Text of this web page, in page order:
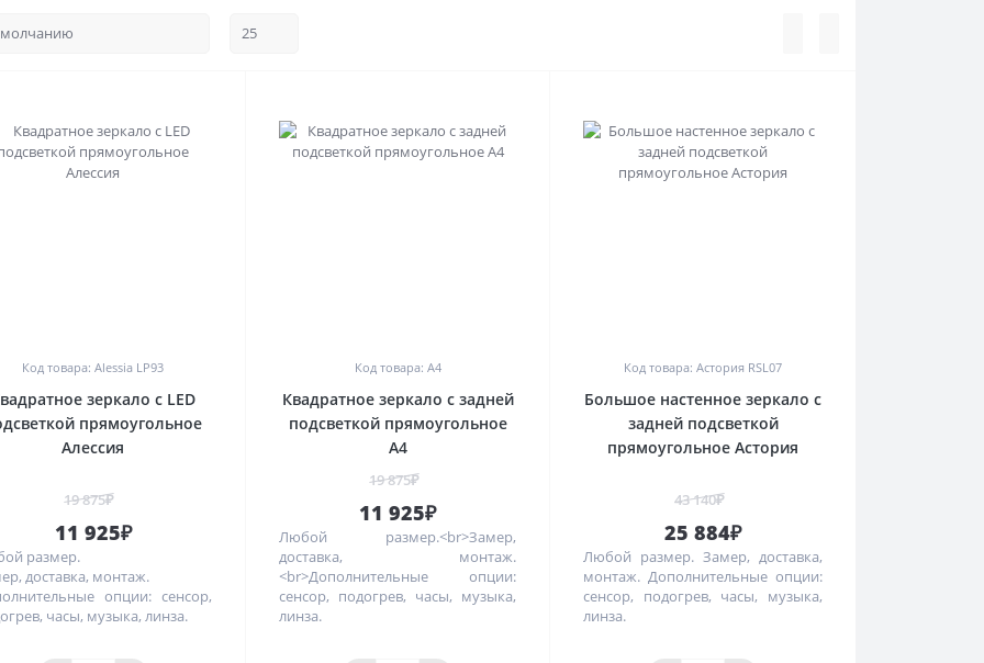
Код товара: Alessia LP93
зеркало с LED
прямоугольное
Алессия
19 875₽
11 925₽
размер.
доставка, монтаж.
опции: сенсор,
часы, музыка, линза.
Код товара: A4
Квадратное зеркало с задней
подсветкой прямоугольное
A4
19 875₽
11 925₽
Любой размер.<br>Замер,
доставка, монтаж.
<br>Дополнительные опции:
сенсор, подогрев, часы, музыка,
линза.
Код товара: Астория RSL07
Большое настенное зеркало с
задней подсветкой
прямоугольное Астория
43 140₽
25 884₽
Любой размер. Замер, доставка,
монтаж. Дополнительные опции:
сенсор, подогрев, часы, музыка,
линза.